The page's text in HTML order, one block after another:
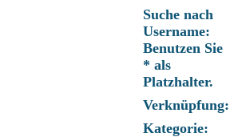
Suche nach
Username:
Benutzen Sie
* als
Platzhalter.
Verknüpfung:
Kategorie: